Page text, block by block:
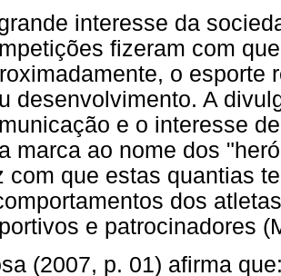
interesse da
fizeram com
o esporte
desenvolvimento. A
e o interesse
marca ao nome dos
com que estas quantias
dos
e patrocinadores
(2007, p. 01) afirma